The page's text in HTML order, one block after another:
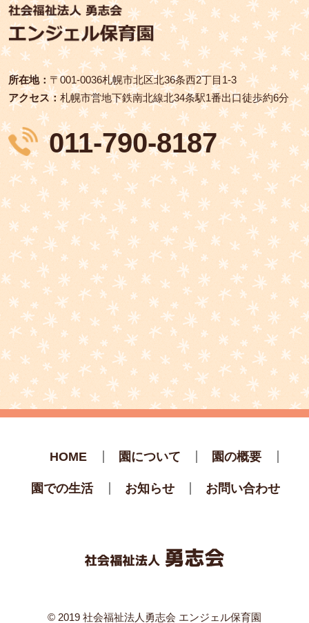
所在地： 〒001‑0036札幌市北区北36条西2丁目1-3
アクセス：札幌市営地下鉄南北線北34条駅1番出口徒歩約6分
011-790-8187
HOME 園について 園の概要
園での生活 お知らせ お問い合わせ
© 2019 社会福祉法人勇志会 エンジェル保育園